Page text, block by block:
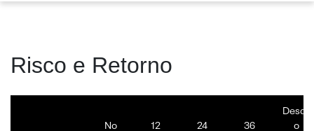
Risco e Retorno
No
12
24
36
Desde
o